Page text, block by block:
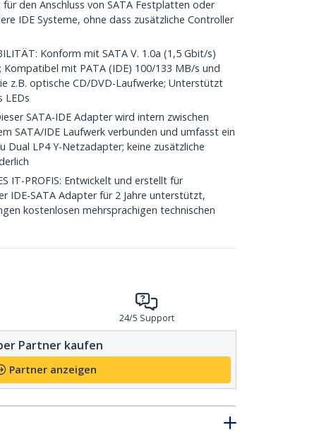
den Anschluss von SATA Festplatten oder
IDE Systeme, ohne dass zusätzliche Controller
Konform mit SATA V. 1.0a (1,5 Gbit/s)
mit PATA (IDE) 100/133 MB/s und
z.B. optische CD/DVD-Laufwerke; Unterstützt
LEDs
SATA-IDE Adapter wird intern zwischen
SATA/IDE Laufwerk verbunden und umfasst ein
Dual LP4 Y-Netzadapter; keine zusätzliche
IT-PROFIS: Entwickelt und erstellt für
IDE-SATA Adapter für 2 Jahre unterstützt,
kostenlosen mehrsprachigen technischen
24/5 Support
Partner kaufen
Partner anzeigen